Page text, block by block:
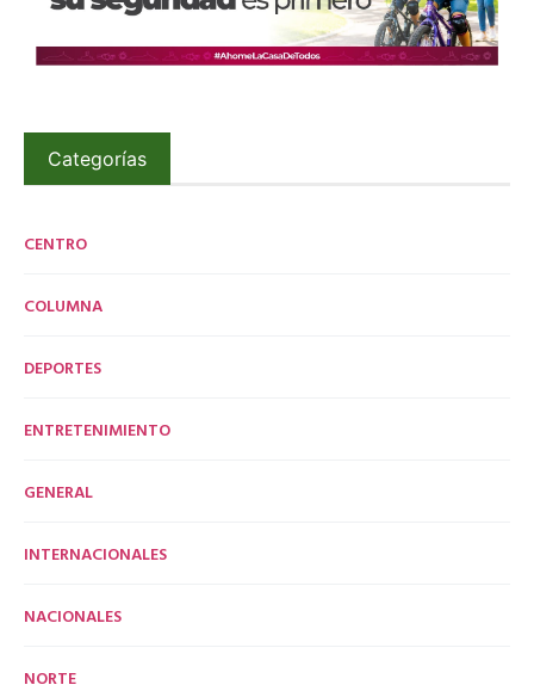
Categorías
CENTRO
COLUMNA
DEPORTES
ENTRETENIMIENTO
GENERAL
INTERNACIONALES
NACIONALES
NORTE